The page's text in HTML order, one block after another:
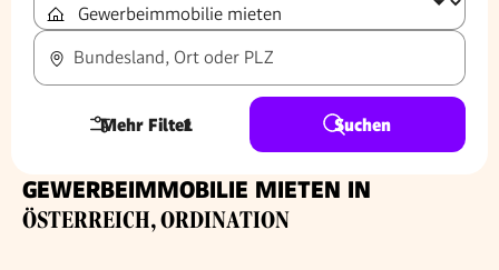
Bundesland, Ort oder PLZ
Mehr Filter
1 Suchen
GEWERBEIMMOBILIE MIETEN IN
ÖSTERREICH, ORDINATION